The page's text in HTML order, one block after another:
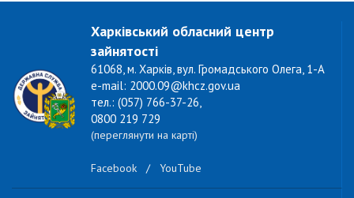
Харківський обласний центр
зайнятості
61068, м. Харків, вул. Громадського Олега, 1-А
e-mail: 2000.09@khcz.gov.ua
тел.: (057) 766-37-26,
0800 219 729
(переглянути на карті)
Facebook / YouTube